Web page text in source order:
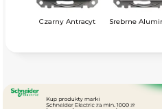
Czarny Antracyt Srebrne